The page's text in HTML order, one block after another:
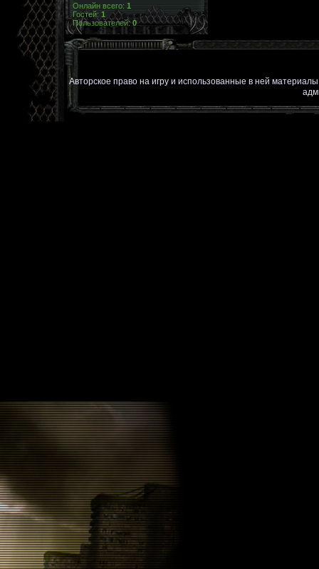
Онлайн всего: 1
Гостей: 1
Пользователей:0
Авторское право на игру и использованные в ней